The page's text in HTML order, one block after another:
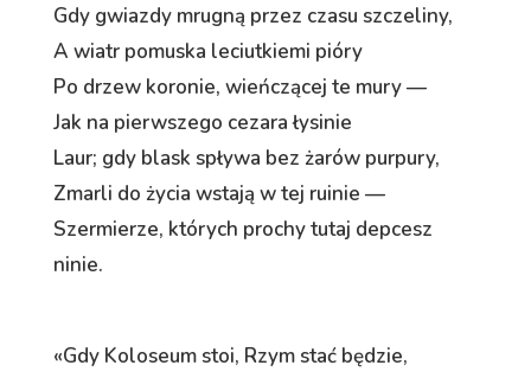
Gdy gwiazdy mrugną przez czasu szczeliny,
A wiatr pomuska leciutkiemi pióry
Po drzew koronie, wieńczącej te mury —
Jak na pierwszego cezara łysinie
Laur; gdy blask spływa bez żarów purpury,
Zmarli do życia wstają w tej ruinie —
Szermierze, których prochy tutaj depcesz
ninie.
«Gdy Koloseum stoi, Rzym stać będzie,